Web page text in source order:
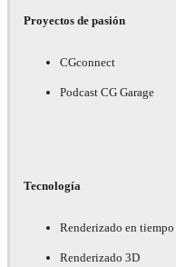
Proyectos de pasión
CGconnect
Podcast CG Garage
Tecnología
Renderizado en tiempo
Renderizado 3D